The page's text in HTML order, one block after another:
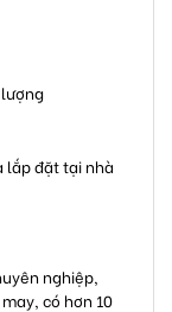
lắp đặt tại nhà
nghiệp,
có hơn 10